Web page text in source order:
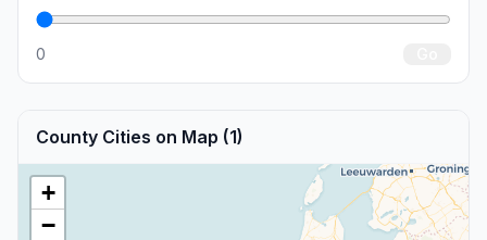
0
County Cities on Map (1)
+
−